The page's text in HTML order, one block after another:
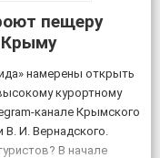
пещеру
Крыму
намерены открыть
курортному
канале Крымского
И. Вернадского.
В начале